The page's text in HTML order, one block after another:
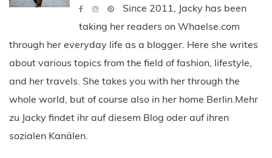
Since 2011, Jacky has been
taking her readers on Whaelse.com
through her everyday life as a blogger. Here she writes
about various topics from the field of fashion, lifestyle,
and her travels. She takes you with her through the
whole world, but of course also in her home Berlin.Mehr
zu Jacky findet ihr auf diesem Blog oder auf ihren
sozialen Kanälen.